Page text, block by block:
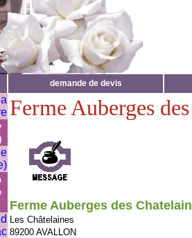
demande de devis
Ferme Auberges
Ferme Auberges des
Les Châtelaines
89200 AVALLON